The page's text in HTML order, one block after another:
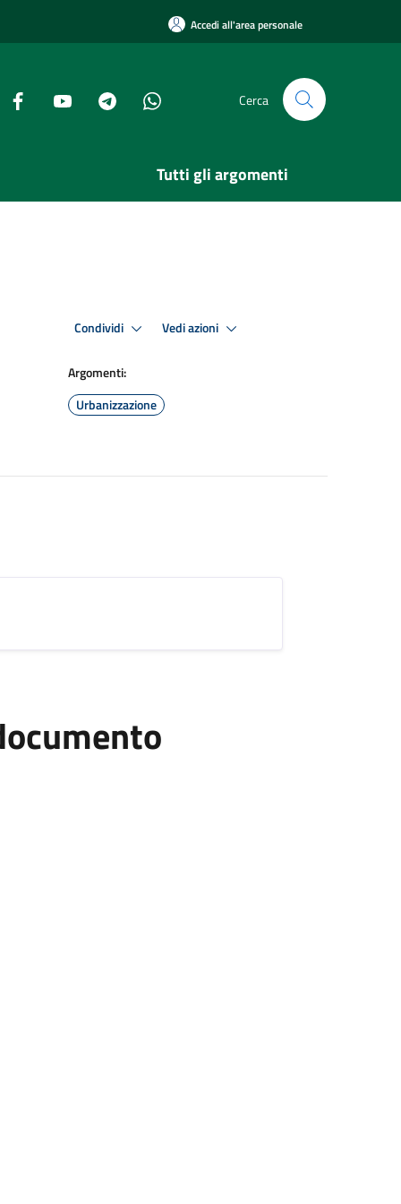
Accedi all'area personale
Cerca
Tutti gli argomenti
Condividi Vedi azioni
Argomenti:
Urbanizzazione